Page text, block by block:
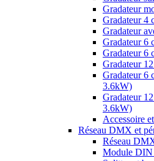
Gradateur
Gradateur 4
Gradateur
Gradateur 6
Gradateur 6
Gradateur
Gradateur 6
3.6kW)
Gradateur
3.6kW)
Accessoire
Réseau DMX et
Réseau
Module DIN